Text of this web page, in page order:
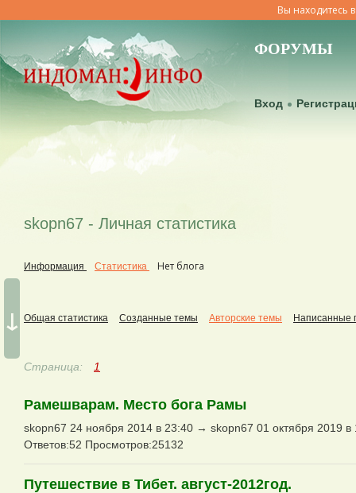
Вы находитесь
ФОРУМЫ
Вход
↓
skopn67 - Личная статистика
Информация Статистика Нет блога
Общая статистика Созданные темы Авторские темы Написанные
Страница: 1
Рамешварам. Место бога Рамы
skopn67 24 ноября 2014 в 23:40 → skopn67 01 октября 2019 в
Ответов:52 Просмотров:25132
Путешествие в Тибет. август-2012год.